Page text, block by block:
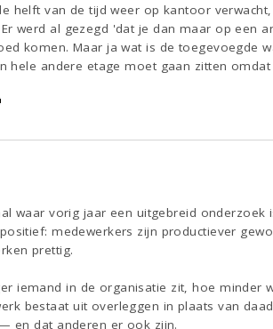
helft van de tijd weer op kantoor
werd al gezegd 'dat je dan maar op een
komen. Maar ja wat is de toegevoegde
hele andere etage moet gaan zitten
waar vorig jaar een uitgebreid onderzoek
medewerkers zijn productiever
prettig.
iemand in de organisatie zit, hoe minder
bestaat uit overleggen in plaats van
en dat anderen er ook zijn.